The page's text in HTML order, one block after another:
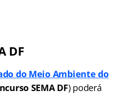
DF
do Meio Ambiente do
SEMA DF) poderá